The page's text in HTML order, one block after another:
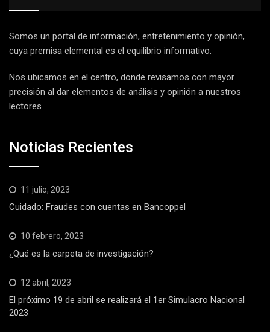
Somos un portal de información, entretenimiento y opinión,
cuya premisa elemental es el equilibrio informativo.
Nos ubicamos en el centro, donde revisamos con mayor
precisión al dar elementos de análisis y opinión a nuestros
lectores
Noticias Recientes
11 julio, 2023
Cuidado: Fraudes con cuentas en Bancoppel
10 febrero, 2023
¿Qué es la carpeta de investigación?
12 abril, 2023
El próximo 19 de abril se realizará el 1er Simulacro Nacional
2023